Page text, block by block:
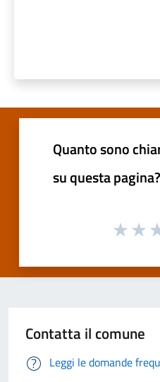
Quanto sono
su questa pagina?
Contatta il comune
Leggi le domande